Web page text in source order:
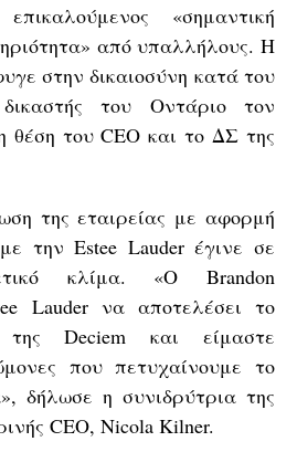
«σημαντική
από υπαλλήλους. Η
στην δικαιοσύνη κατά του
του Οντάριο τον
του CEO και το ΔΣ της
της εταιρείας με αφορμή
την Estee Lauder έγινε σε
κλίμα. «O Brandon
Lauder να αποτελέσει το
της Deciem και είμαστε
που πετυχαίνουμε το
δήλωσε η συνιδρύτρια της
CEO, Nicola Kilner.